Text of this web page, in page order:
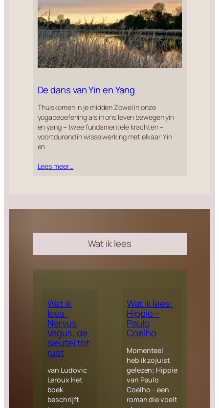
De dans van Yin en Yang
Thuiskomen in je midden Zowel in onze
yogabeoefening als in ons leven bewegen yin
en yang – twee fundamentele krachten –
voortdurend in wisselwerking met elkaar. Yin
en…
Lees meer…
Wat ik lees
Wat ik
lees:
Nervus
Vagus, de
sleutel tot
rust
van Ludovic
Leroux Het
boek
beschrijft
Wat ik lees:
Hippie –
Paulo
Coelho
Momenteel
heb ik zojuist
gelezen; Hippie
van Paulo
Coelho – een
roman die voelt